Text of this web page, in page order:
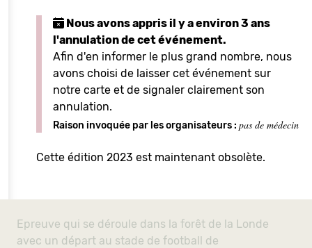
Nous avons appris il y a environ 3 ans
l'annulation de cet événement.
Afin d'en informer le plus grand nombre, nous
avons choisi de laisser cet événement sur
notre carte et de signaler clairement son
annulation.
Raison invoquée par les organisateurs : pas de médecin
Cette édition 2023 est maintenant obsolète.
Epreuve qui se déroule dans la forêt de la Londe
avec un départ au stade de football de